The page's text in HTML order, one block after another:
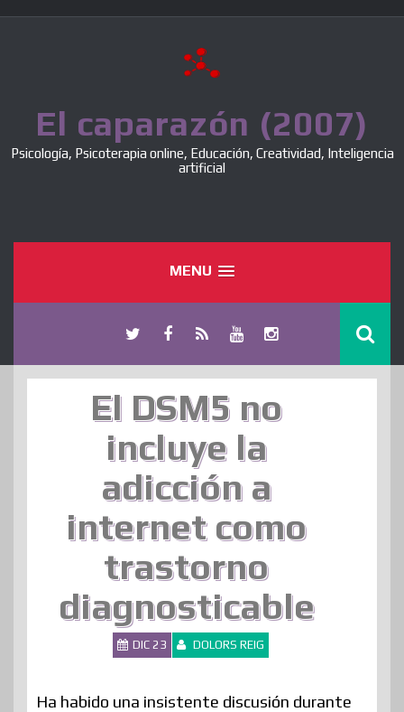
El caparazón (2007)
Psicología, Psicoterapia online, Educación, Creatividad, Inteligencia
artificial
MENU
El DSM5 no
incluye la
adicción a
internet como
trastorno
diagnosticable
DIC 23 DOLORS REIG
Ha habido una insistente discusión durante